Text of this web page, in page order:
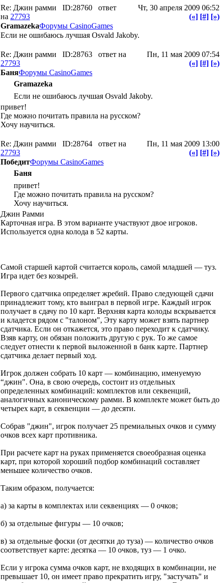
Re: Джин рамми ID:28760 ответ
на 27793
Чт, 30 апреля 2009 06:52
(«] [#] [»)
GramazekaФорумы CasinoGames
Если не ошибаюсь лучшая Osvald Jakoby.
Re: Джин рамми ID:28763 ответ на
27793
Пн, 11 мая 2009 07:54
(«] [#] [»)
БаняФорумы CasinoGames
Gramazeka
Если не ошибаюсь лучшая Osvald Jakoby.
привет!
Где можно почитать правила на русском?
Хочу научиться.
Re: Джин рамми ID:28764 ответ на
27793
Пн, 11 мая 2009 13:00
(«] [#] [»)
ПобедитФорумы CasinoGames
Баня
привет!
Где можно почитать правила на русском?
Хочу научиться.
Джин Рамми
Карточная игра. В этом варианте участвуют двое игроков.
Используется одна колода в 52 карты.
Самой старшей картой считается король, самой младшей — туз.
Игра идет без козырей.
Первого сдатчика определяет жребий. Право следующей сдачи
принадлежит тому, кто выиграл в первой игре. Каждый игрок
получает в сдачу по 10 карт. Верхняя карта колоды вскрывается
и кладется рядом с "талоном", Эту карту может взять партнер
сдатчика. Если он откажется, это право переходит к сдатчику.
Взяв карту, он обязан положить другую с рук. То же самое
следует отнести к первой выложенной в банк карте. Партнер
сдатчика делает первый ход.
Игрок должен собрать 10 карт — комбинацию, именуемую
“джин". Она, в свою очередь, состоит из отдельных
определенных комбинаций: комплектов или секвенций,
аналогичных каноническому рамми. В комплекте может быть до
четырех карт, в секвенции — до десяти.
Собрав "джин", игрок получает 25 премиальных очков и сумму
очков всех карт противника.
При расчете карт на руках применяется своеобразная оценка
карт, при которой хороший подбор комбинаций составляет
меньшее количество очков.
Таким образом, получается:
а) за карты в комплектах или секвенциях — 0 очков;
б) за отдельные фигуры — 10 очков;
в) за отдельные фоски (от десятки до туза) — количество очков
соответствует карте: десятка — 10 очков, туз — 1 очко.
Если у игрока сумма очков карт, не входящих в комбинации, не
превышает 10, он имеет право прекратить игру, "застучать" и